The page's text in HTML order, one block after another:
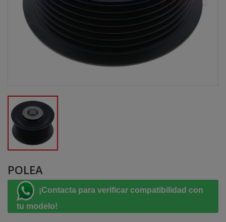
POLEA
¡Contacta para verificar compatibilidad con
tu modelo!